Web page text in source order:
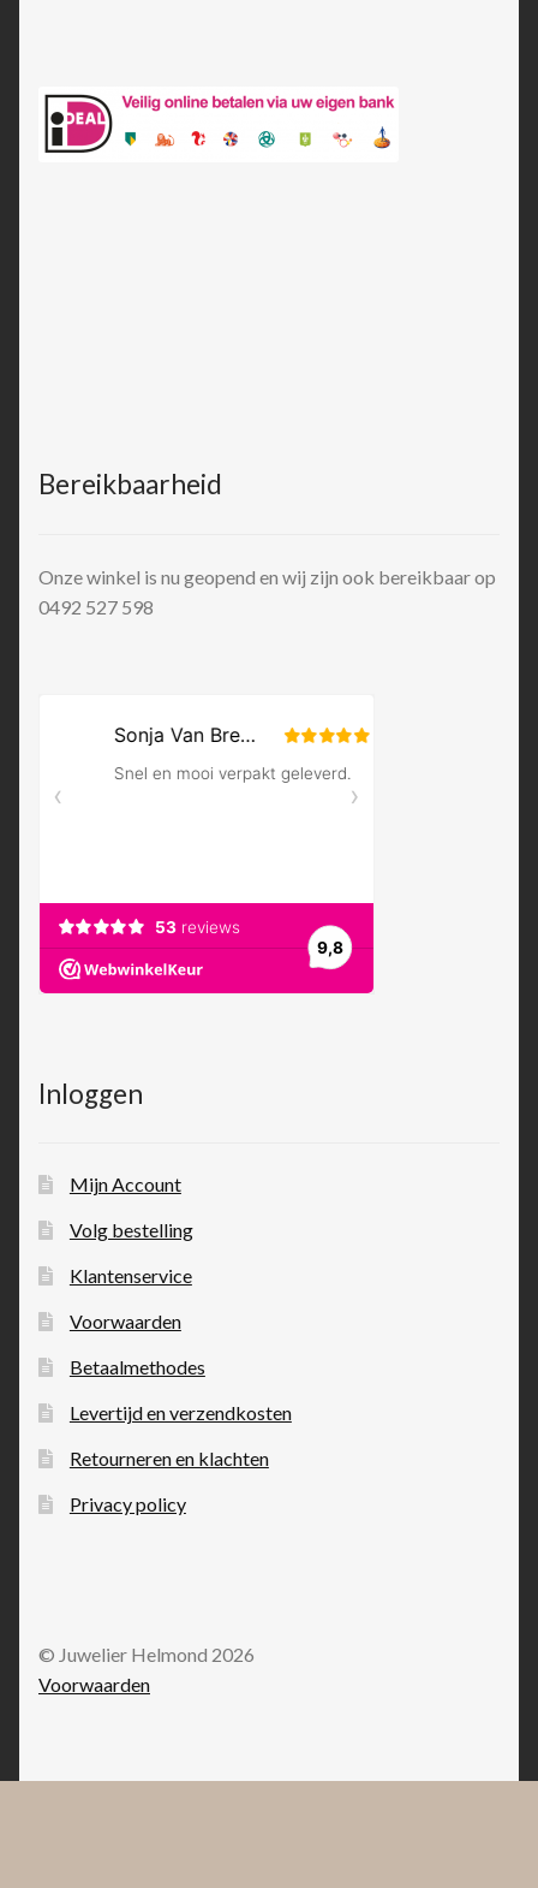
Bereikbaarheid
Onze winkel is nu geopend en wij zijn ook bereikbaar op
0492 527 598
Inloggen
Mijn Account
Volg bestelling
Klantenservice
Voorwaarden
Betaalmethodes
Levertijd en verzendkosten
Retourneren en klachten
Privacy policy
© Juwelier Helmond 2026
Voorwaarden